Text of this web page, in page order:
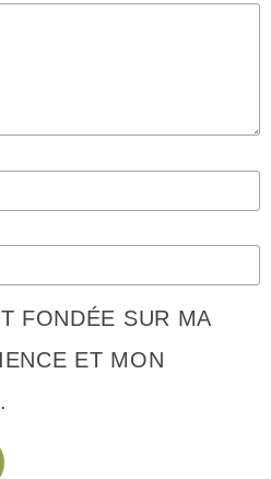
FONDÉE SUR MA
ET MON